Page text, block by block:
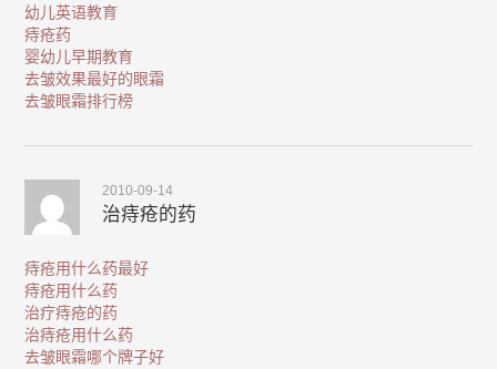
幼儿英语教育
痔疮药
婴幼儿早期教育
去皱效果最好的眼霜
去皱眼霜排行榜
2010-09-14
治痔疮的药
痔疮用什么药最好
痔疮用什么药
治疗痔疮的药
治痔疮用什么药
去皱眼霜哪个牌子好